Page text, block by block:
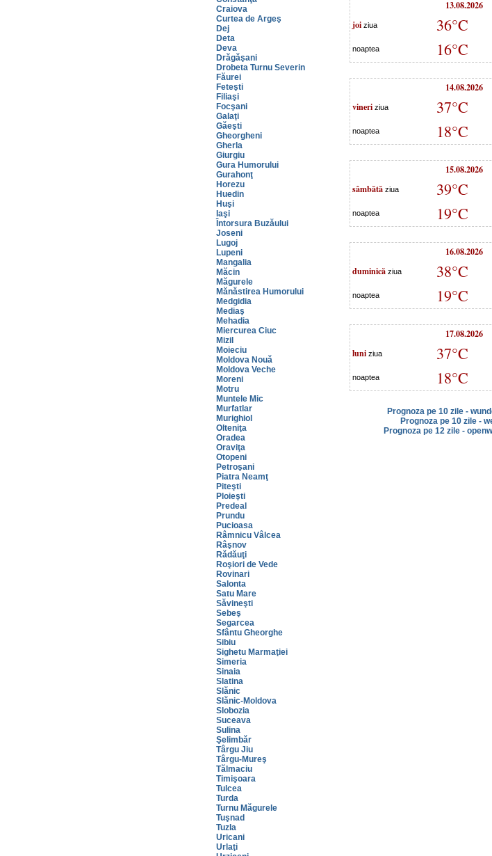
Craiova
Curtea de Argeş
Dej
Deta
Deva
Drăgăşani
Drobeta Turnu Severin
Făurei
Feteşti
Filiaşi
Focşani
Galaţi
Găeşti
Gheorgheni
Gherla
Giurgiu
Gura Humorului
Gurahonţ
Horezu
Huedin
Huşi
Iaşi
Întorsura Buzăului
Joseni
Lugoj
Lupeni
Mangalia
Măcin
Măgurele
Mănăstirea Humorului
Medgidia
Mediaş
Mehadia
Miercurea Ciuc
Mizil
Moieciu
Moldova Nouă
Moldova Veche
Moreni
Motru
Muntele Mic
Murfatlar
Murighiol
Olteniţa
Oradea
Oraviţa
Otopeni
Petroşani
Piatra Neamţ
Piteşti
Ploieşti
Predeal
Prundu
Pucioasa
Râmnicu Vâlcea
Râşnov
Rădăuţi
Roşiori de Vede
Rovinari
Salonta
Satu Mare
Săvineşti
Sebeş
Segarcea
Sfântu Gheorghe
Sibiu
Sighetu Marmaţiei
Simeria
Sinaia
Slatina
Slănic
Slănic-Moldova
Slobozia
Suceava
Sulina
Şelimbăr
Târgu Jiu
Târgu-Mureş
Tălmaciu
Timişoara
Tulcea
Turda
Turnu Măgurele
Tuşnad
Tuzla
Uricani
Urlaţi
13.08.2026
joi ziua 36°C
noaptea 16°C
14.08.2026
vineri ziua 37°C
noaptea 18°C
15.08.2026
sâmbătă ziua 39°C
noaptea 19°C
16.08.2026
duminică ziua 38°C
noaptea 19°C
17.08.2026
luni ziua 37°C
noaptea 18°C
Prognoza pe 10 zile -
Prognoza pe 10 zile -
Prognoza pe 12 zile -